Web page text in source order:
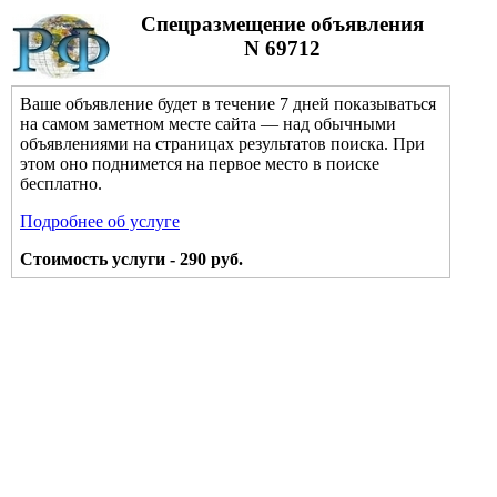
Спецразмещение объявления
N 69712
Ваше объявление будет в течение 7 дней показываться
на самом заметном месте сайта — над обычными
объявлениями на страницах результатов поиска. При
этом оно поднимется на первое место в поиске
бесплатно.
Подробнее об услуге
Стоимость услуги - 290 руб.